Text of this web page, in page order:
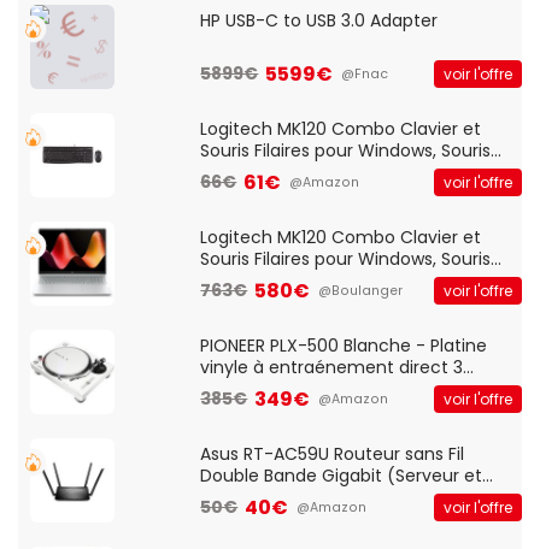
HP USB-C to USB 3.0 Adapter
5899€ 5599€ @Fnac voir l'offre
Logitech MK120 Combo Clavier et
Souris Filaires pour Windows, Souris
Optique Filaire, Connexion USB Plug
And Play, Confortable, Taille
QWERTY UK - Noir
66€ 61€ @Amazon voir l'offre
Logitech MK120 Combo Clavier et
Souris Filaires pour Windows, Souris
Optique Filaire, Connexion USB Plug
And Play, Confortable, Taille
QWERTY UK - Noir
763€ 580€ @Boulanger voir l'offre
PIONEER PLX-500 Blanche - Platine
vinyle à entraénement direct 3
vitesses (33-45-78 trs/min) avec
pre-ampli intégré et port USB
385€ 349€ @Amazon voir l'offre
Asus RT-AC59U Routeur sans Fil
Double Bande Gigabit (Serveur et
Client VPN, Triple Vlan, Mode Point
d'accès et Bridge, contrôle Parental,
50€ 40€ @Amazon voir l'offre